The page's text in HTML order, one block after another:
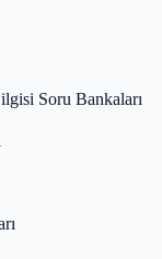
Soru Bankaları